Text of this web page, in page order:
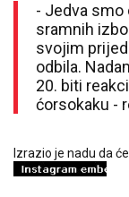
- Јedva smo
sramnih
svojim
odbila.
20. biti
ćorsokaku -
Izrazio je nadu da